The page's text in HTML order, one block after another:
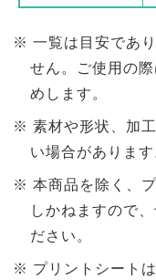
一覧は目安であ
せん。ご使用の
めします。
素材や形状、加
い場合があります
本商品を除く、
しかねますので
ださい。
プリントシート